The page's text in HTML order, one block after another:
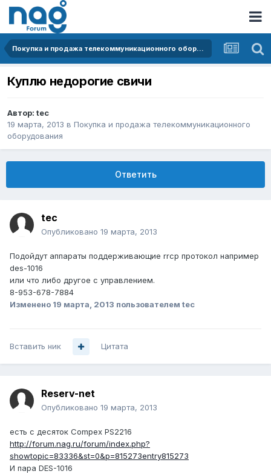
Покупка и продажа телекоммуникационного оборудования
Куплю недорогие свичи
Автор: tec
19 марта, 2013 в Покупка и продажа телекоммуникационного
оборудования
Ответить
tec
Опубликовано 19 марта, 2013
Подойдут аппараты поддерживающие rrcp протокол например
des-1016
или что либо другое с управлением.
8-953-678-7884
Изменено 19 марта, 2013 пользователем tec
Вставить ник Цитата
Reserv-net
Опубликовано 19 марта, 2013
есть с десяток Compex PS2216
http://forum.nag.ru/forum/index.php?
showtopic=83336&st=0&p=815273entry815273
И пара DES-1016